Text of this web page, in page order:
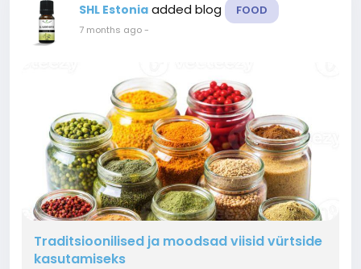
SHL Estonia added blog FOOD
7 months ago-
Traditsioonilised ja moodsad viisid vürtside
kasutamiseks